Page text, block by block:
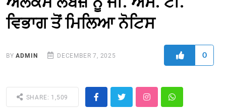
ਵਿਭਾਗ ਤੋਂ ਮਿਲਿਆ ਨੋਟਿਸ
BYADMIN DECEMBER 7, 2025 0
SHARE: 1,509